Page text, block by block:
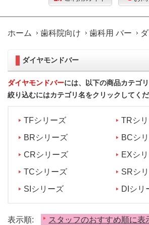
ホーム 歯科院向け 歯科用 バー
ダイヤモンドバー
ダイヤモンドバーには、以下の商品カテゴ
絞り込むにはカテゴリ名をクリックしてくだ
TFシリーズ
TRシ
BRシリーズ
BCシ
CRシリーズ
EXシ
TCシリーズ
SRシ
SIシリーズ
DIシリ
表示順: スタッフのおすすめ順に表